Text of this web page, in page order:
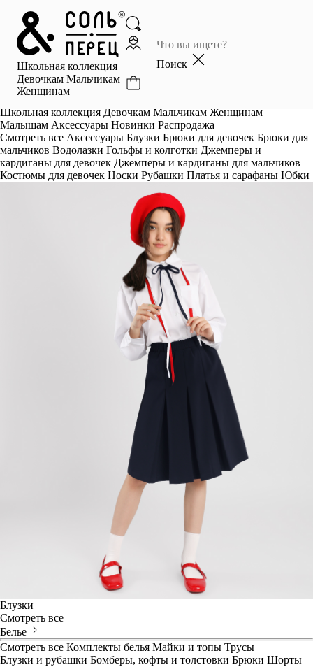
Школьная коллекция
Девочкам Мальчикам
Женщинам
Поиск
Главная
Каталог
Избранное
Школьная коллекция Девочкам Мальчикам Женщинам
Малышам Аксессуары Новинки Распродажа
Смотреть все Аксессуары Блузки Брюки для девочек Брюки для
мальчиков Водолазки Гольфы и колготки Джемперы и
кардиганы для девочек Джемперы и кардиганы для мальчиков
Костюмы для девочек Носки Рубашки Платья и сарафаны Юбки
Блузки
Смотреть все
Белье
Смотреть все Комплекты белья Майки и топы Трусы
Блузки и рубашки Бомберы, кофты и толстовки Брюки Шорты